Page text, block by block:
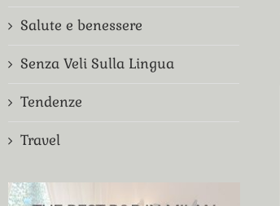
Salute e benessere
Senza Veli Sulla Lingua
Tendenze
Travel